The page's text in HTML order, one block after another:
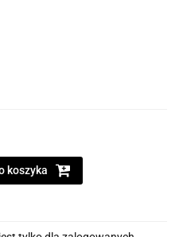
koszyka